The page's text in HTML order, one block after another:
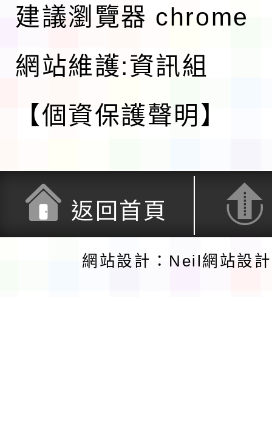
建議瀏覽器 chrome
網站維護:資訊組
【個資保護聲明】
返回首頁
網站設計：Neil網站設